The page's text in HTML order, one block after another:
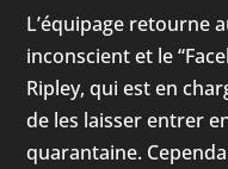
L’équipage retourne
inconscient et le
Ripley, qui est en
de les laisser entrer
quarantaine.